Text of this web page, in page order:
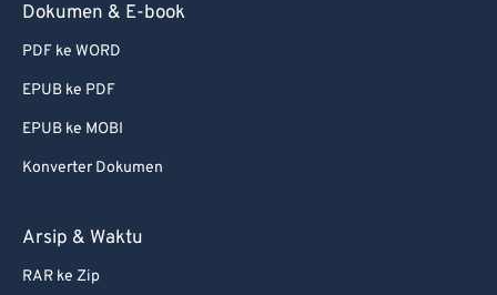
Dokumen & E-book
PDF ke WORD
EPUB ke PDF
EPUB ke MOBI
Konverter Dokumen
Arsip & Waktu
RAR ke Zip